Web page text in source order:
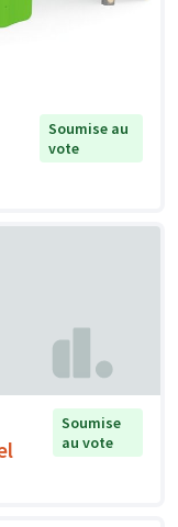
Soumise au
vote
Soumise
au vote